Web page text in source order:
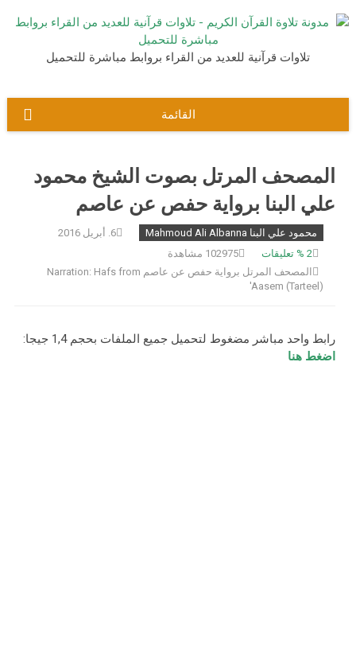
إلى
تلاوات قرآنية للعديد من القراء بروابط مباشرة للتحميل
القائمة
المصحف المرتل بصوت الشيخ محمود
علي البنا برواية حفص عن عاصم
محمود علي البنا Mahmoud Ali Albanna
6. أبريل 2016
2 % تعليقات
102975 مشاهدة
المصحف المرتل برواية حفص عن عاصم Narration: Hafs from
'Aasem (Tarteel)
رابط واحد مباشر مضغوط لتحميل جميع الملفات بحجم 1,4 جيجا:
اضغط هنا